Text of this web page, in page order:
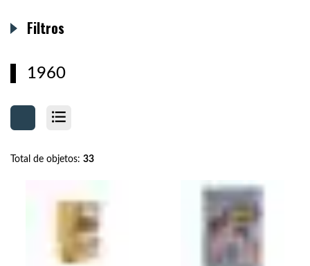
1960
Total de objetos: 33
Filtros